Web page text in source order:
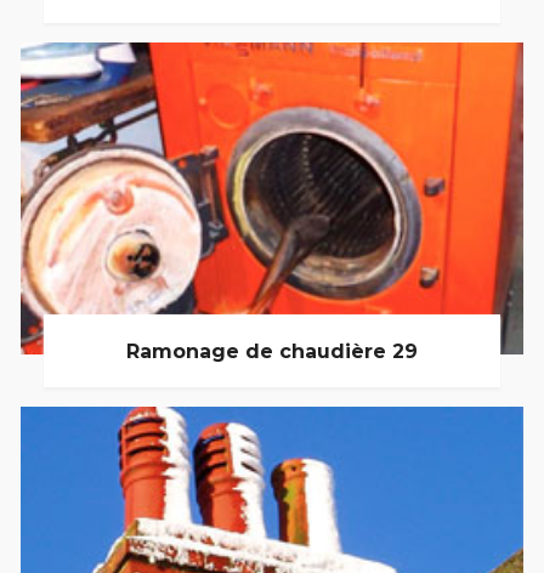
Ramonage de chaudière 29